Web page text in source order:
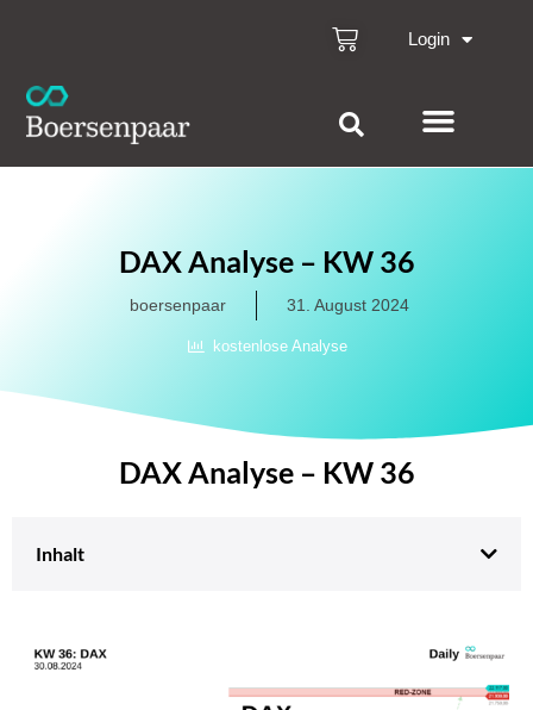
Login
DAX Analyse – KW 36
boersenpaar 31. August 2024
kostenlose Analyse
DAX Analyse – KW 36
Inhalt